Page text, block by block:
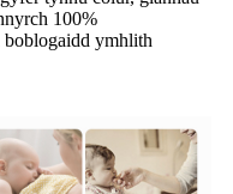
100%
boblogaidd ymhlith